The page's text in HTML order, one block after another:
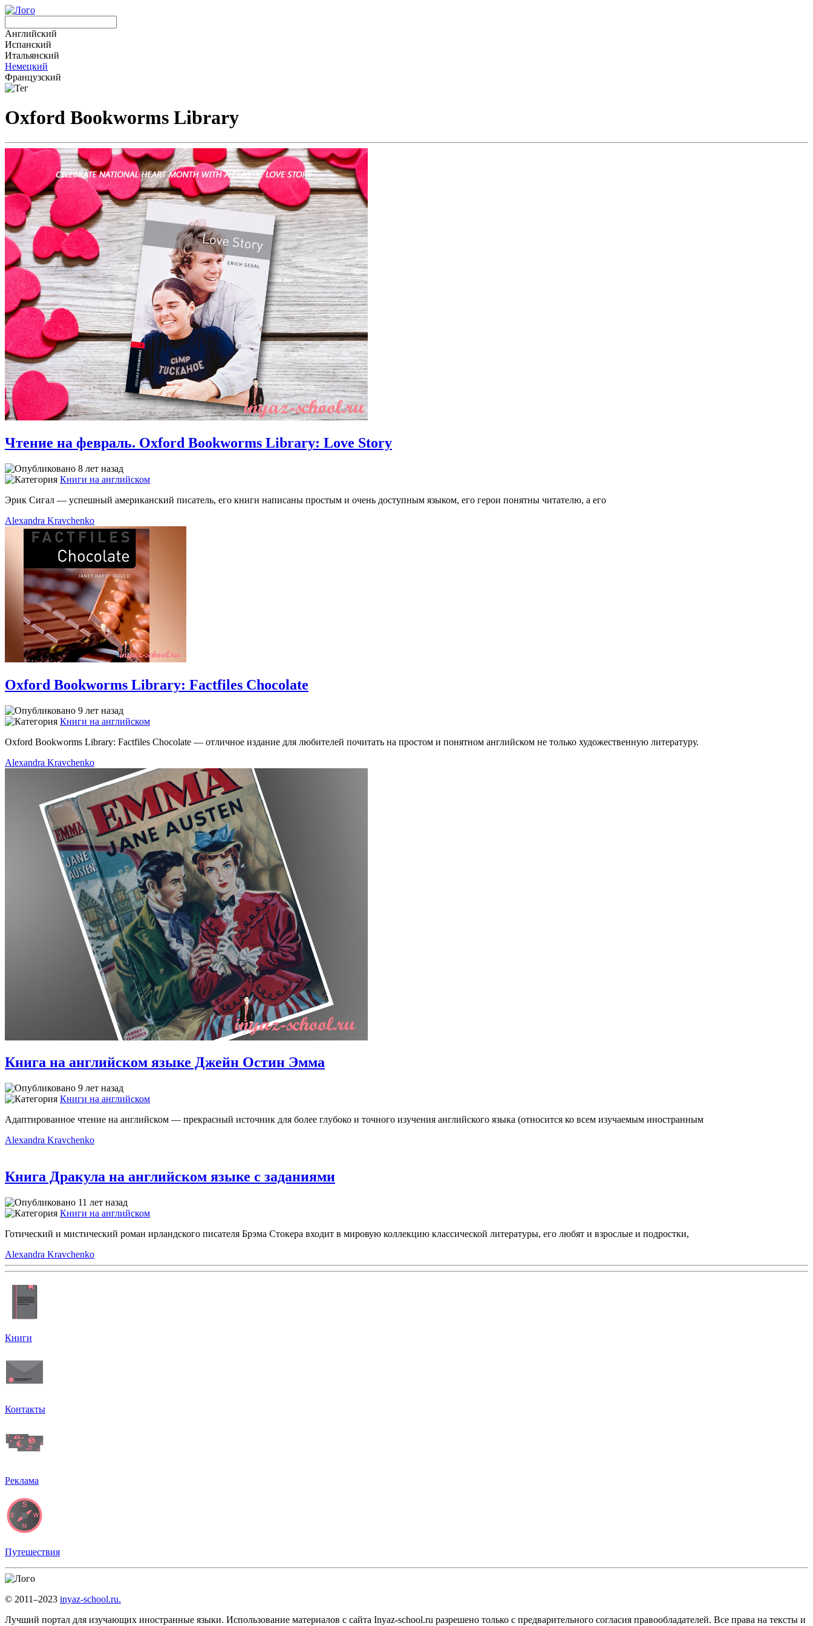
Английский
Испанский
Итальянский
Немецкий
Французский
Oxford Bookworms Library
Чтение на февраль. Oxford Bookworms Library: Love Story
8 лет назад
Книги на английском
Эрик Сигал — успешный американский писатель, его книги написаны простым и очень доступным языком, его герои понятны читателю, а его
Alexandra Kravchenko
Oxford Bookworms Library: Factfiles Chocolate
9 лет назад
Книги на английском
Oxford Bookworms Library: Factfiles Chocolate — отличное издание для любителей почитать на простом и понятном английском не только художественную литературу.
Alexandra Kravchenko
Книга на английском языке Джейн Остин Эмма
9 лет назад
Книги на английском
Адаптированное чтение на английском — прекрасный источник для более глубоко и точного изучения английского языка (относится ко всем изучаемым иностранным
Alexandra Kravchenko
Книга Дракула на английском языке с заданиями
11 лет назад
Книги на английском
Готический и мистический роман ирландского писателя Брэма Стокера входит в мировую коллекцию классической литературы, его любят и взрослые и подростки,
Alexandra Kravchenko
Книги
Контакты
Реклама
Путешествия
© 2011–2023 inyaz-school.ru.
Лучший портал для изучающих иностранные языки. Использование материалов с сайта Inyaz-school.ru разрешено только с предварительного согласия правообладателей. Все права на тексты и